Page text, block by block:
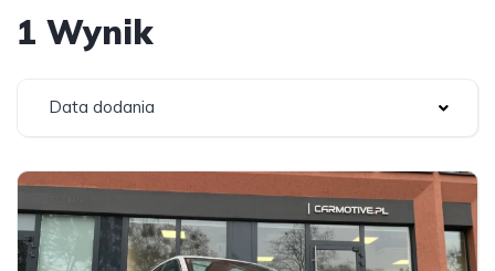
1 Wynik
Data dodania